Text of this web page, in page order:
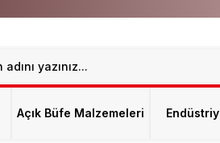
Açık Büfe Malzemeleri